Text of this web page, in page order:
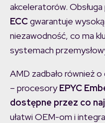
akceleratorów. Obsługa
ECCgwarantuje
niezawodność, co ma
systemach
AMD zadbało również
– procesoryEPYC
dostępne przez co
ułatwi OEM-om i